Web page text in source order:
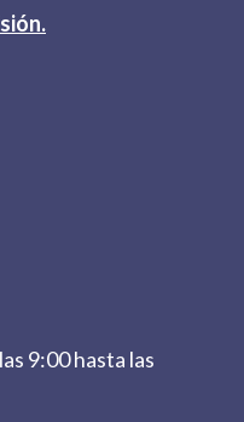
9:00 hasta las